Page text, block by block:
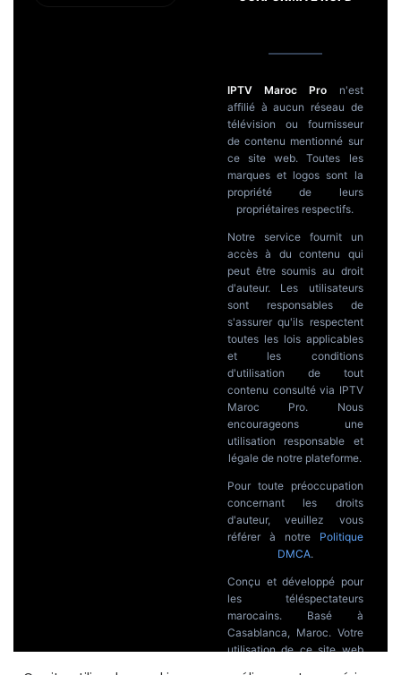
IPTV Maroc Pro n'est
affilié à aucun réseau de
télévision ou fournisseur
de contenu mentionné sur
ce site web. Toutes les
marques et logos sont la
propriété de leurs
propriétaires respectifs.
Notre service fournit un
accès à du contenu qui
peut être soumis au droit
d'auteur. Les utilisateurs
sont responsables de
s'assurer qu'ils respectent
toutes les lois applicables
et les conditions
d'utilisation de tout
contenu consulté via IPTV
Maroc Pro. Nous
encourageons une
utilisation responsable et
légale de notre plateforme.
Pour toute préoccupation
concernant les droits
d'auteur, veuillez vous
référer à notre Politique
DMCA.
Conçu et développé pour
les téléspectateurs
marocains. Basé à
Casablanca, Maroc. Votre
utilisation de ce site web